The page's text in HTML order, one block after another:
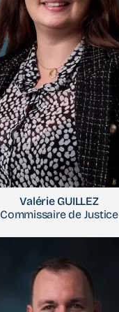
Valérie GUILLEZ
Commissaire de Justice